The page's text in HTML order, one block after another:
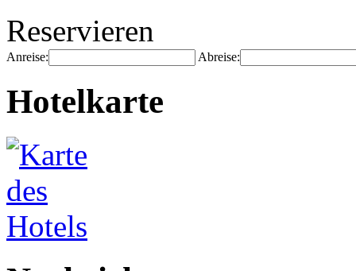
Reservieren
Anreise: Abreise:
Hotelkarte